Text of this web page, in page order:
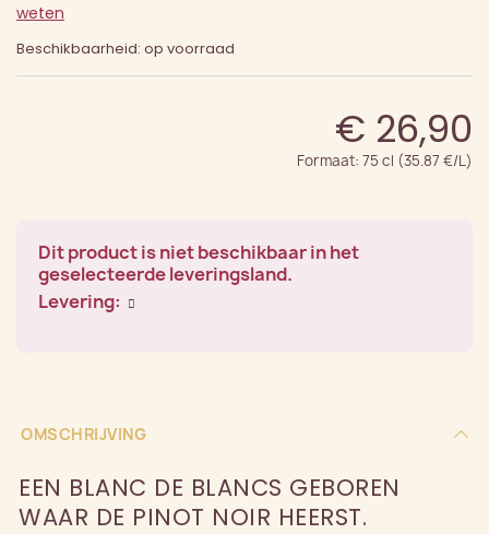
weten
Beschikbaarheid: op voorraad
€ 26,90
Formaat: 75 cl (35.87 €/L)
Dit product is niet beschikbaar in het
geselecteerde leveringsland.
Levering:
OMSCHRIJVING
EEN BLANC DE BLANCS GEBOREN
WAAR DE PINOT NOIR HEERST.